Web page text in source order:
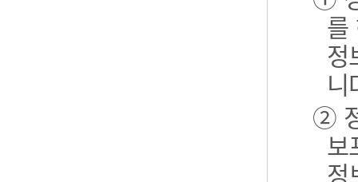
를
정
니
②
정